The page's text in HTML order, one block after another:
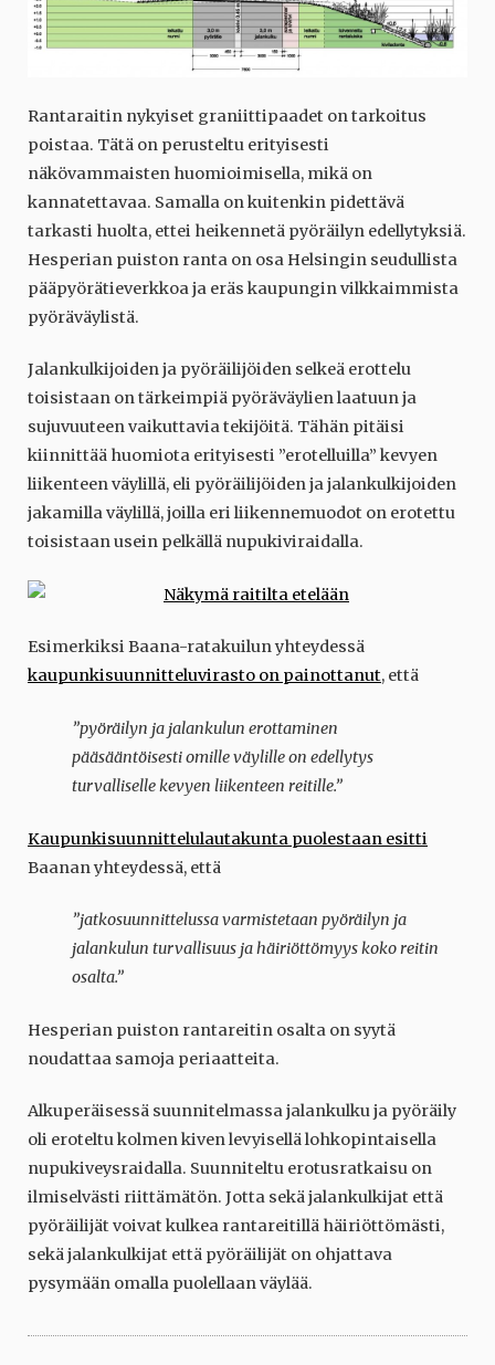
Rantaraitin nykyiset graniittipaadet on tarkoitus
poistaa. Tätä on perusteltu erityisesti
näkövammaisten huomioimisella, mikä on
kannatettavaa. Samalla on kuitenkin pidettävä
tarkasti huolta, ettei heikennetä pyöräilyn edellytyksiä.
Hesperian puiston ranta on osa Helsingin seudullista
pääpyörätieverkkoa ja eräs kaupungin vilkkaimmista
pyöräväylistä.
Jalankulkijoiden ja pyöräilijöiden selkeä erottelu
toisistaan on tärkeimpiä pyöräväylien laatuun ja
sujuvuuteen vaikuttavia tekijöitä. Tähän pitäisi
kiinnittää huomiota erityisesti ”erotelluilla” kevyen
liikenteen väylillä, eli pyöräilijöiden ja jalankulkijoiden
jakamilla väylillä, joilla eri liikennemuodot on erotettu
toisistaan usein pelkällä nupukiviraidalla.
Esimerkiksi Baana-ratakuilun yhteydessä
kaupunkisuunnitteluvirasto on painottanut, että
”pyöräilyn ja jalankulun erottaminen
pääsääntöisesti omille väylille on edellytys
turvalliselle kevyen liikenteen reitille.”
Kaupunkisuunnittelulautakunta puolestaan esitti
Baanan yhteydessä, että
”jatkosuunnittelussa varmistetaan pyöräilyn ja
jalankulun turvallisuus ja häiriöttömyys koko reitin
osalta.”
Hesperian puiston rantareitin osalta on syytä
noudattaa samoja periaatteita.
Alkuperäisessä suunnitelmassa jalankulku ja pyöräily
oli eroteltu kolmen kiven levyisellä lohkopintaisella
nupukiveysraidalla. Suunniteltu erotusratkaisu on
ilmiselvästi riittämätön. Jotta sekä jalankulkijat että
pyöräilijät voivat kulkea rantareitillä häiriöttömästi,
sekä jalankulkijat että pyöräilijät on ohjattava
pysymään omalla puolellaan väylää.